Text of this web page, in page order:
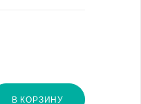
В КОРЗИНУ